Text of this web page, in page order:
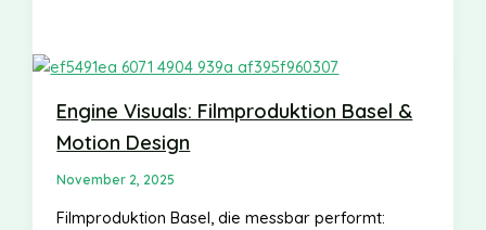
du
Top-
Rankings
Engine Visuals: Filmproduktion Basel &
Motion Design
November 2, 2025
Filmproduktion Basel, die messbar performt: